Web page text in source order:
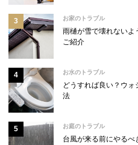
お家のトラブル
雨樋が雪で壊れないよ
ご紹介
お水のトラブル
どうすれば良い？ウ
法
お庭のトラブル
台風が来る前にやるべ